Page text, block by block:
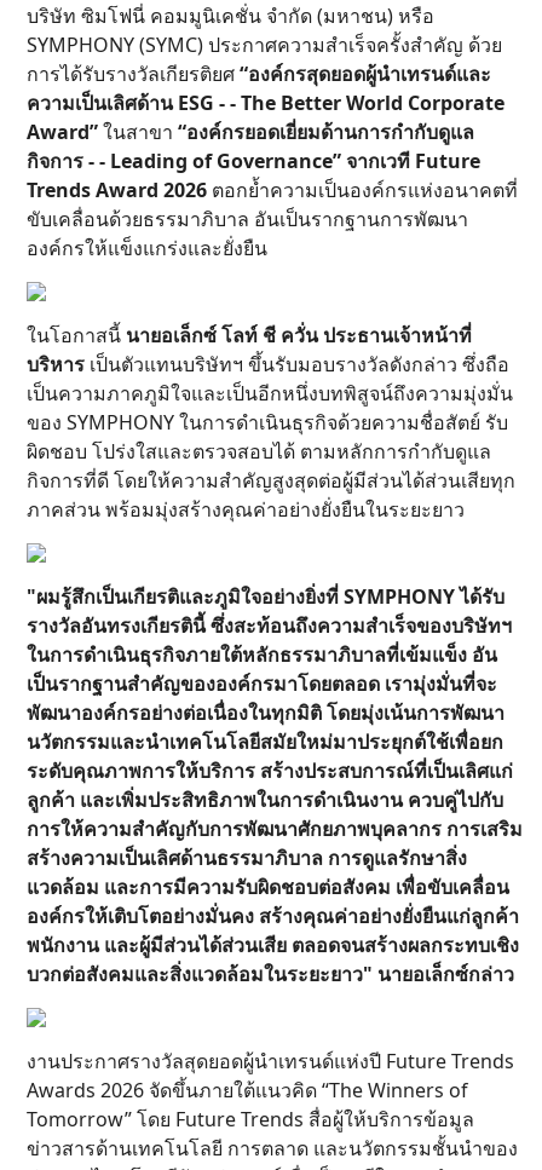
บริษัท ซิมโฟนี่ คอมมูนิเคชั่น จำกัด (มหาชน) หรือ
SYMPHONY (SYMC) ประกาศความสำเร็จครั้งสำคัญ ด้วย
การได้รับรางวัลเกียรติยศ“องค์กรสุดยอดผู้นำเทรนด์และ
ความเป็นเลิศด้าน ESG - - The Better World Corporate
Award”ในสาขา “องค์กรยอดเยี่ยมด้านการกำกับดูแล
กิจการ - - Leading of Governance” จากเวที Future
Trends Award 2026 ตอกย้ำความเป็นองค์กรแห่งอนาคตที่
ขับเคลื่อนด้วยธรรมาภิบาล อันเป็นรากฐานการพัฒนา
องค์กรให้แข็งแกร่งและยั่งยืน
ในโอกาสนี้ นายอเล็กซ์ โลท์ ชี ควั่น ประธานเจ้าหน้าที่
บริหาร เป็นตัวแทนบริษัทฯ ขึ้นรับมอบรางวัลดังกล่าว ซึ่งถือ
เป็นความภาคภูมิใจและเป็นอีกหนึ่งบทพิสูจน์ถึงความมุ่งมั่น
ของ SYMPHONY ในการดำเนินธุรกิจด้วยความชื่อสัตย์ รับ
ผิดชอบ โปร่งใสและตรวจสอบได้ ตามหลักการกำกับดูแล
กิจการที่ดี โดยให้ความสำคัญสูงสุดต่อผู้มีส่วนได้ส่วนเสียทุก
ภาคส่วน พร้อมมุ่งสร้างคุณค่าอย่างยั่งยืนในระยะยาว
"ผมรู้สึกเป็นเกียรติและภูมิใจอย่างยิ่งที่ SYMPHONY ได้รับ
รางวัลอันทรงเกียรตินี้ ซึ่งสะท้อนถึงความสำเร็จของบริษัทฯ
ในการดำเนินธุรกิจภายใต้หลักธรรมาภิบาลที่เข้มแข็ง อัน
เป็นรากฐานสำคัญขององค์กรมาโดยตลอด เรามุ่งมั่นที่จะ
พัฒนาองค์กรอย่างต่อเนื่องในทุกมิติ โดยมุ่งเน้นการพัฒนา
นวัตกรรมและนำเทคโนโลยีสมัยใหม่มาประยุกต์ใช้เพื่อยก
ระดับคุณภาพการให้บริการ สร้างประสบการณ์ที่เป็นเลิศแก่
ลูกค้า และเพิ่มประสิทธิภาพในการดำเนินงาน ควบคู่ไปกับ
การให้ความสำคัญกับการพัฒนาศักยภาพบุคลากร การเสริม
สร้างความเป็นเลิศด้านธรรมาภิบาล การดูแลรักษาสิ่ง
แวดล้อม และการมีความรับผิดชอบต่อสังคม เพื่อขับเคลื่อน
องค์กรให้เติบโตอย่างมั่นคง สร้างคุณค่าอย่างยั่งยืนแก่ลูกค้า
พนักงาน และผู้มีส่วนได้ส่วนเสีย ตลอดจนสร้างผลกระทบเชิง
บวกต่อสังคมและสิ่งแวดล้อมในระยะยาว" นายอเล็กซ์กล่าว
งานประกาศรางวัลสุดยอดผู้นำเทรนด์แห่งปี Future Trends
Awards 2026 จัดขึ้นภายใต้แนวคิด “The Winners of
Tomorrow” โดย Future Trends สื่อผู้ให้บริการข้อมูล
ข่าวสารด้านเทคโนโลยี การตลาด และนวัตกรรมชั้นนำของ